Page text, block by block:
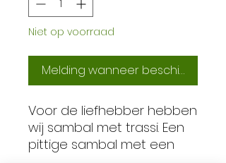
Niet op voorraad
Melding wanneer beschikbaar
Voor de liefhebber hebben
wij sambal met trassi. Een
pittige sambal met een